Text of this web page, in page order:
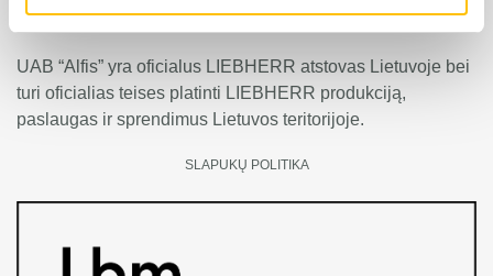
UAB “Alfis” yra oficialus LIEBHERR atstovas Lietuvoje bei
turi oficialias teises platinti LIEBHERR produkciją,
paslaugas ir sprendimus Lietuvos teritorijoje.
SLAPUKŲ POLITIKA